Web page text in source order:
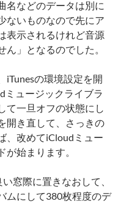
名などのデータは別に
ないものなので先にア
表示されるけれど音源
」となるのでした。
iTunesの環境設定を開
ミュージックライブラ
て一旦オフの状態にし
開き直して、さっきの
、改めてiCloudミュー
始まります。
窓際に置きなおして、
ムにして380枚程度のデ